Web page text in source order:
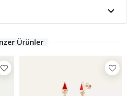
Ürünler